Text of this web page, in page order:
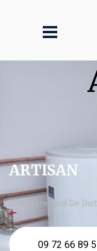
ARTISAN
chaudière fioul De
09 72 66 89